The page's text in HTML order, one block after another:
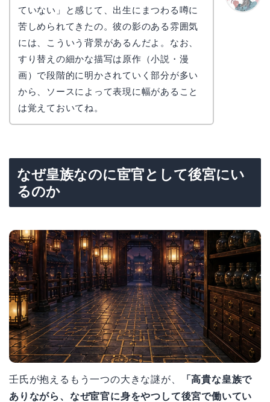
ていない」と感じて、出生にまつわる噂に
苦しめられてきたの。彼の影のある雰囲気
には、こういう背景があるんだよ。なお、
すり替えの細かな描写は原作（小説・漫
画）で段階的に明かされていく部分が多い
から、ソースによって表現に幅があること
は覚えておいてね。
なぜ皇族なのに宦官として後宮にい
るのか
壬氏が抱えるもう一つの大きな謎が、
「高貴な皇族で
ありながら、なぜ宦官に身をやつして後宮で働いてい